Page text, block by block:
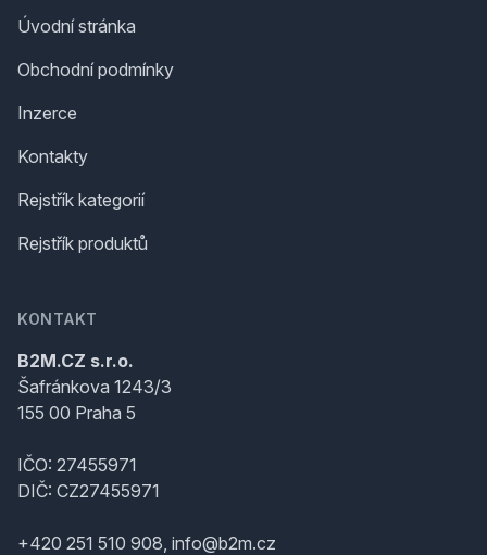
Úvodní stránka
Obchodní podmínky
Inzerce
Kontakty
Rejstřík kategorií
Rejstřík produktů
KONTAKT
B2M.CZ s.r.o.
Šafránkova 1243/3
155 00 Praha 5
IČO: 27455971
DIČ: CZ27455971
+420 251 510 908, info@b2m.cz